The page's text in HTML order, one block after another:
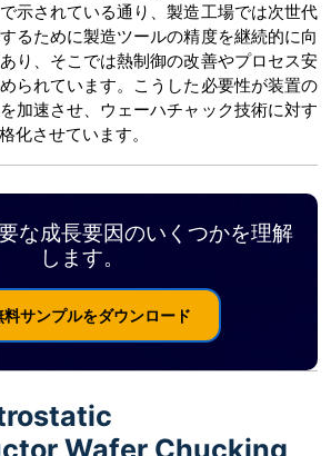
示されている通り、製造工場では次世代
るために製造ツールの精度を継続的に向
り、そこでは熱制御の改善やプロセス安
られています。こうした必要性が装置の
加速させ、ウェーハチャック技術に対す
化させています。
な成長要因のいくつかを理解
します。
料サンプルをダウンロード